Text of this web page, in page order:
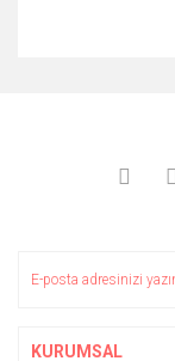
kullanarak
Görüş ve
Ürün
KURUMSAL